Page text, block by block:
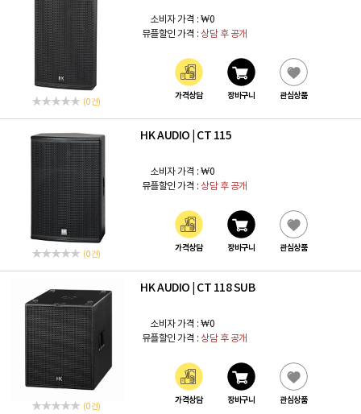
(0 건)
소비자 가격 : ₩0
뮤플할인 가격 : 상담 후 공개
가격상담 장바구니 관심상품
(0 건)
HK AUDIO CT 115
소비자 가격 : ₩0
뮤플할인 가격 : 상담 후 공개
가격상담 장바구니 관심상품
(0 건)
HK AUDIO CT 118 SUB
소비자 가격 : ₩0
뮤플할인 가격 : 상담 후 공개
가격상담 장바구니 관심상품